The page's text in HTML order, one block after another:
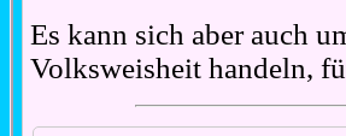
Es kann sich aber auch
Volksweisheit handeln,